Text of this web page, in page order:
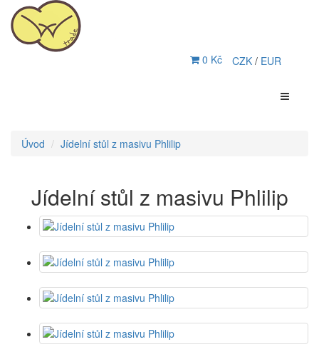
0 Kč CZK / EUR
Úvod Jídelní stůl z masivu Phlilip
Jídelní stůl z masivu Phlilip